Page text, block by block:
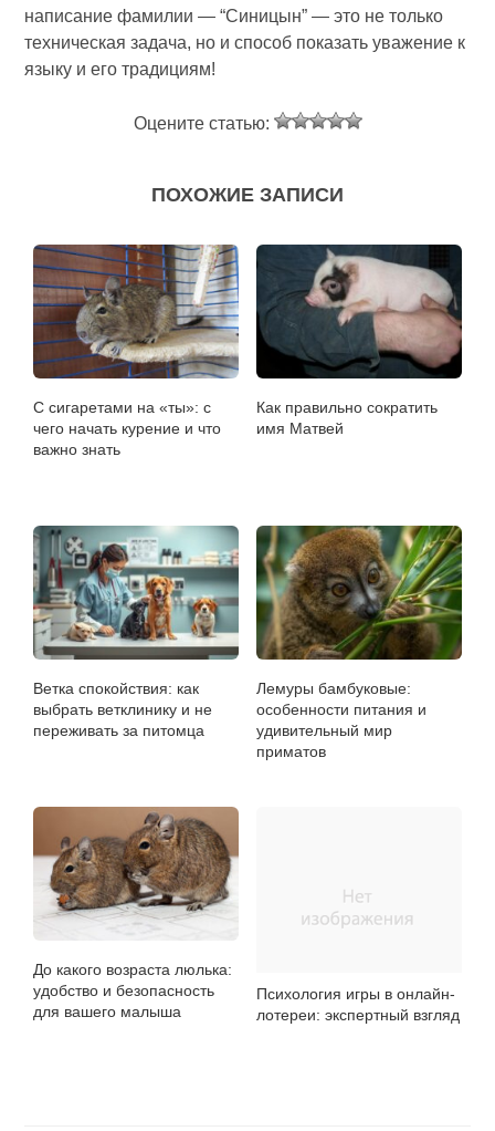
написание фамилии — “Синицын” — это не только
техническая задача, но и способ показать уважение к
языку и его традициям!
Оцените статью:
ПОХОЖИЕ ЗАПИСИ
С сигаретами на «ты»: с
чего начать курение и что
важно знать
Как правильно сократить
имя Матвей
Ветка спокойствия: как
выбрать ветклинику и не
переживать за питомца
Лемуры бамбуковые:
особенности питания и
удивительный мир
приматов
До какого возраста люлька:
удобство и безопасность
для вашего малыша
Психология игры в онлайн-
лотереи: экспертный взгляд